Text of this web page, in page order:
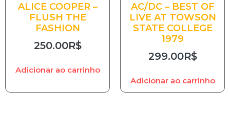
ALICE COOPER –
FLUSH THE
FASHION
250.00R$
Adicionar ao carrinho
AC/DC – BEST OF
LIVE AT TOWSON
STATE COLLEGE
1979
299.00R$
Adicionar ao carrinho